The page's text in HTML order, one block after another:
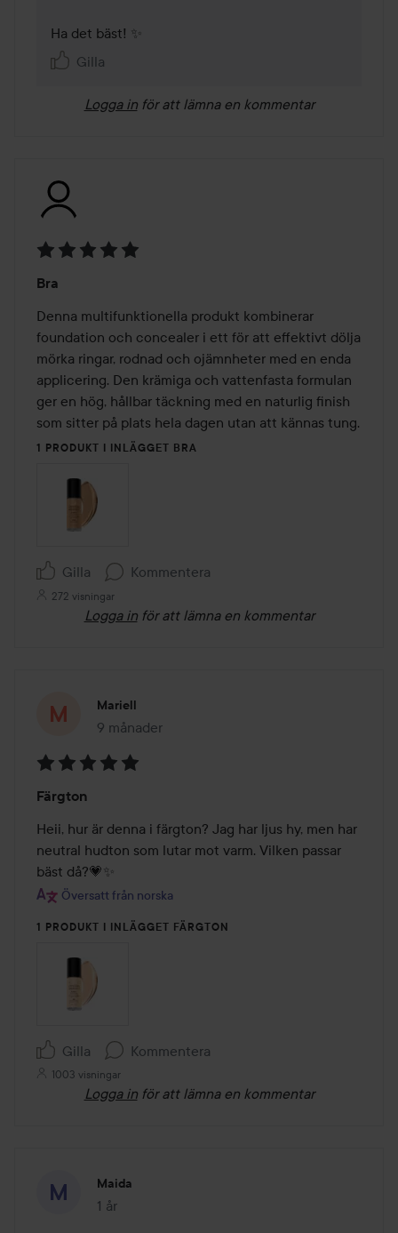
Ha det bäst! ✨
Gilla
Logga in för att lämna en kommentar
5
av
5
Bra
Denna multifunktionella produkt kombinerar
foundation och concealer i ett för att effektivt dölja
mörka ringar, rodnad och ojämnheter med en enda
applicering. Den krämiga och vattenfasta formulan
ger en hög, hållbar täckning med en naturlig finish
som sitter på plats hela dagen utan att kännas tung.
1 PRODUKT I INLÄGGET BRA
Gilla Kommentera
272 visningar
Logga in för att lämna en kommentar
Mariell
9 månader
Inlägget skapades 9 månader
5
av
5
Färgton
Heii, hur är denna i färgton? Jag har ljus hy, men har
neutral hudton som lutar mot varm. Vilken passar
bäst då?💗✨
Översatt från norska
1 PRODUKT I INLÄGGET FÄRGTON
Gilla Kommentera
1003 visningar
Logga in för att lämna en kommentar
Maida
1 år
Inlägget skapades 1 år